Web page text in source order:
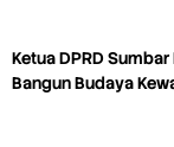
Ketua DPRD
Bangun Budaya